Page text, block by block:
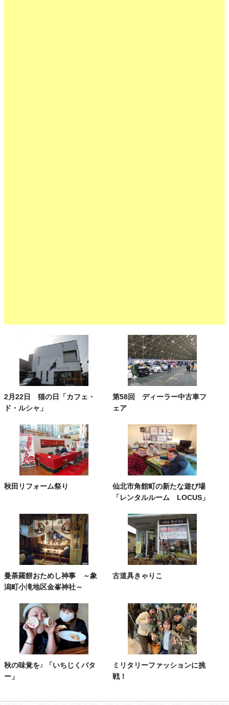
2月22日 猫の日「カフェ・
ド・ルシャ」
第58回 ディーラー中古車フ
ェア
秋田リフォーム祭り
仙北市角館町の新たな遊び場
「レンタルルーム LOCUS」
曼荼羅餅おためし神事 ～象
潟町小滝地区金峯神社～
古道具きゃりこ
秋の味覚を♪ 「いちじくバタ
ー」
ミリタリーファッションに挑
戦！